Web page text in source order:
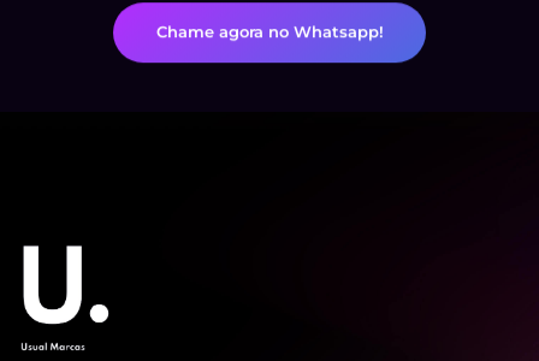
Chame agora no Whatsapp!